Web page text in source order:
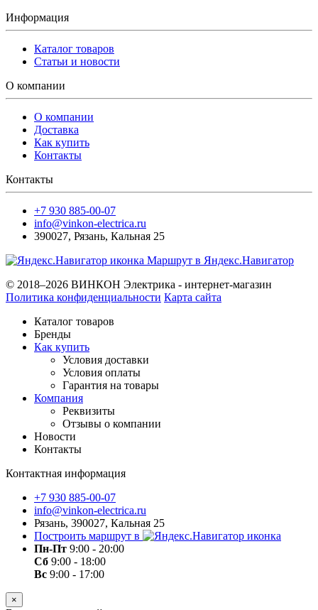
Информация
Каталог товаров
Статьи и новости
О компании
О компании
Доставка
Как купить
Контакты
Контакты
+7 930 885-00-07
info@vinkon-electrica.ru
390027, Рязань, Кальная 25
Маршрут в Яндекс.Навигатор
© 2018–2026 ВИНКОН Электрика - интернет-магазин
Политика конфиденциальности Карта сайта
Каталог товаров
Бренды
Как купить
Условия доставки
Условия оплаты
Гарантия на товары
Компания
Реквизиты
Отзывы о компании
Новости
Контакты
Контактная информация
+7 930 885-00-07
info@vinkon-electrica.ru
Рязань, 390027, Кальная 25
Построить маршрут в
Пн-Пт 9:00 - 20:00
Сб 9:00 - 18:00
Вс 9:00 - 17:00
×